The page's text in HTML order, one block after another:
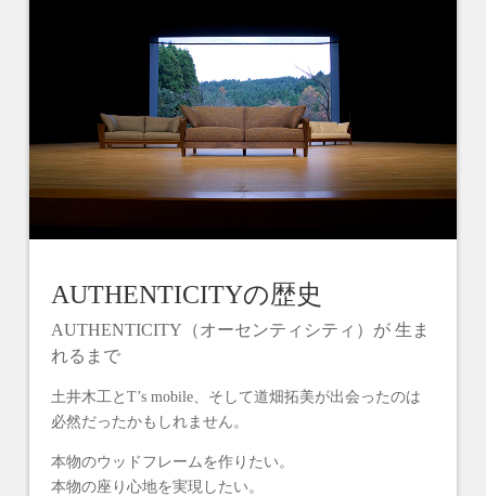
AUTHENTICITYの歴史
AUTHENTICITY（オーセンティシティ）が 生ま
れるまで
土井木工とT’s mobile、そして道畑拓美が出会ったのは
必然だったかもしれません。
本物のウッドフレームを作りたい。
本物の座り心地を実現したい。